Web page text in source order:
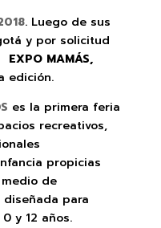
. Luego de sus
y por solicitud
EXPO MAMÁS,
edición.
es la primera feria
recreativos,
propicias
de
para
y 12 años.